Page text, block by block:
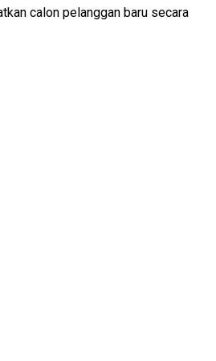
calon pelanggan baru secara